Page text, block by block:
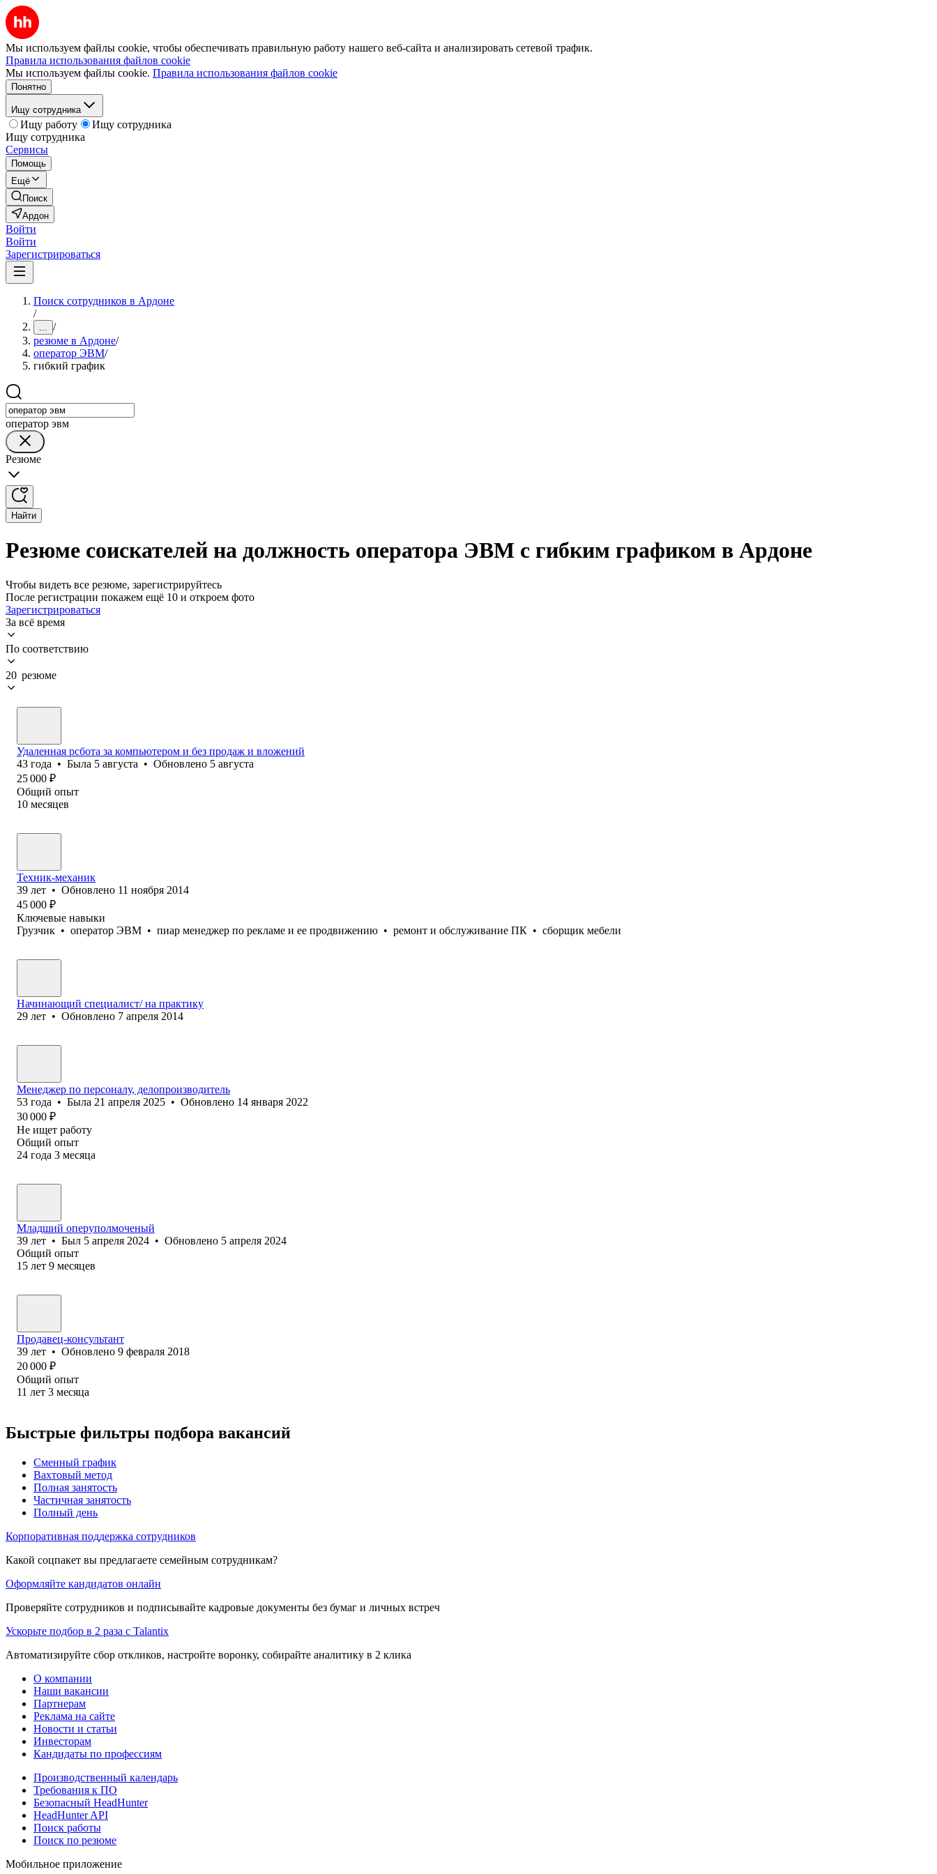
Мы используем файлы cookie, чтобы обеспечивать правильную работу нашего веб-сайта и анализировать сетевой трафик.
Правила использования файлов cookie
Мы используем файлы cookie. Правила использования файлов cookie
Понятно
Ищу сотрудника
Ищу работу
Ищу сотрудника
Ищу сотрудника
Сервисы
Помощь
Ещё
Поиск
Ардон
Войти
Войти
Зарегистрироваться
Поиск сотрудников в Ардоне
/
... /
резюме в Ардоне/
оператор ЭВМ/
гибкий график
оператор эвм
Резюме
Найти
Резюме соискателей на должность оператора ЭВМ с гибким графиком в Ардоне
Чтобы видеть все резюме, зарегистрируйтесь
После регистрации покажем ещё 10 и откроем фото
Зарегистрироваться
За всё время
По соответствию
20 резюме
Удаленная рсбота за компьютером и без продаж и вложений
43 года • Была 5 августа • Обновлено 5 августа
25 000 ₽
Общий опыт
10 месяцев
Техник-механик
39 лет • Обновлено 11 ноября 2014
45 000 ₽
Ключевые навыки
Грузчик • оператор ЭВМ • пиар менеджер по рекламе и ее продвижению • ремонт и обслуживание ПК • сборщик мебели
Начинающий специалист/ на практику
29 лет • Обновлено 7 апреля 2014
Менеджер по персоналу, делопроизводитель
53 года • Была 21 апреля 2025 • Обновлено 14 января 2022
30 000 ₽
Не ищет работу
Общий опыт
24 года 3 месяца
Младший оперуполмоченый
39 лет • Был 5 апреля 2024 • Обновлено 5 апреля 2024
Общий опыт
15 лет 9 месяцев
Продавец-консультант
39 лет • Обновлено 9 февраля 2018
20 000 ₽
Общий опыт
11 лет 3 месяца
Быстрые фильтры подбора вакансий
Сменный график
Вахтовый метод
Полная занятость
Частичная занятость
Полный день
Корпоративная поддержка сотрудников
Какой соцпакет вы предлагаете семейным сотрудникам?
Оформляйте кандидатов онлайн
Проверяйте сотрудников и подписывайте кадровые документы без бумаг и личных встреч
Ускорьте подбор в 2 раза с Talantix
Автоматизируйте сбор откликов, настройте воронку, собирайте аналитику в 2 клика
О компании
Наши вакансии
Партнерам
Реклама на сайте
Новости и статьи
Инвесторам
Кандидаты по профессиям
Производственный календарь
Требования к ПО
Безопасный HeadHunter
HeadHunter API
Поиск работы
Поиск по резюме
Мобильное приложение